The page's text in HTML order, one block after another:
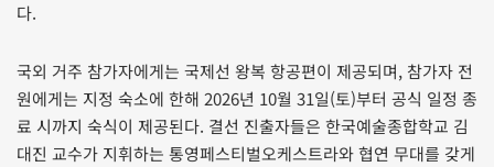
다.
국외 거주 참가자에게는 국제선 왕복 항공편이 제공되며, 참가자 전
원에게는 지정 숙소에 한해 2026년 10월 31일(토)부터 공식 일정 종
료 시까지 숙식이 제공된다. 결선 진출자들은 한국예술종합학교 김
대진 교수가 지휘하는 통영페스티벌오케스트라와 협연 무대를 갖게